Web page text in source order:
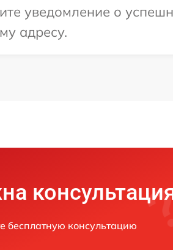
уведомление о
адресу.
бесплатную консультацию